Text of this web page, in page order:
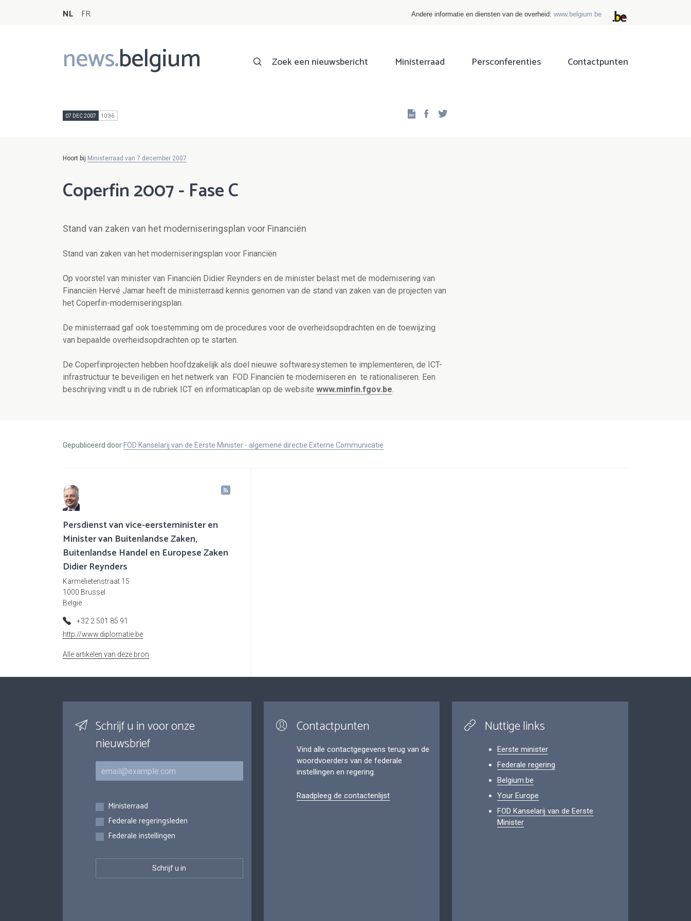
NL FR Andere informatie en diensten van de overheid: www.belgium.be
news.belgium
Main
navigation
Zoek een nieuwsbericht Ministerraad Persconferenties Contactpunten
07 DEC 2007 10:36 Facebook
Hoort bij Ministerraad van 7 december 2007
Coperfin 2007 - Fase C
Stand van zaken van het moderniseringsplan voor Financiën
Stand van zaken van het moderniseringsplan voor Financiën
Op voorstel van minister van Financiën Didier Reynders en de minister belast met de modernisering van
Financiën Hervé Jamar heeft de ministerraad kennis genomen van de stand van zaken van de projecten van
het Coperfin-moderniseringsplan.
De ministerraad gaf ook toestemming om de procedures voor de overheidsopdrachten en de toewijzing
van bepaalde overheidsopdrachten op te starten.
De Coperfinprojecten hebben hoofdzakelijk als doel nieuwe softwaresystemen te implementeren, de ICT-
infrastructuur te beveiligen en het netwerk van FOD Financiën te moderniseren en te rationaliseren. Een
beschrijving vindt u in de rubriek ICT en informaticaplan op de website www.minfin.fgov.be.
Gepubliceerd door FOD Kanselarij van de Eerste Minister - algemene directie Externe Communicatie
Persdienst van vice-eersteminister en
Minister van Buitenlandse Zaken,
Buitenlandse Handel en Europese Zaken
Didier Reynders
Karmelietenstraat 15
1000 Brussel
België
+32 2 501 85 91
http://www.diplomatie.be
Alle artikelen van deze bron
Schrijf u in voor onze
nieuwsbrief
E-mail
Inschrijvingen
Ministerraad
Federale regeringsleden
Federale instellingen
Contactpunten
Vind alle contactgegevens terug van de
woordvoerders van de federale
instellingen en regering.
Raadpleeg de contactenlijst
Nuttige links
Eerste minister
Federale regering
Belgium.be
Your Europe
FOD Kanselarij van de Eerste
Minister